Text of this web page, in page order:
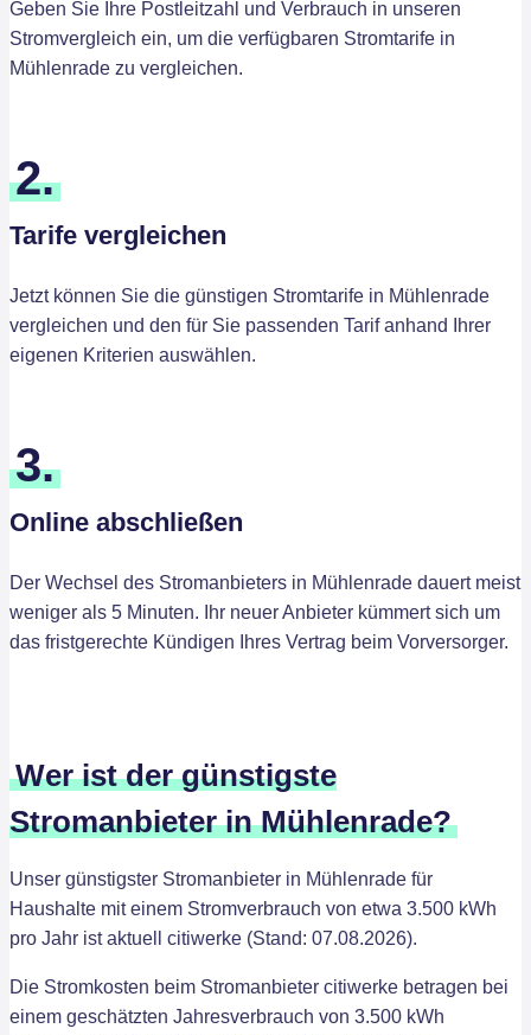
Geben Sie Ihre Postleitzahl und Verbrauch in unseren
Stromvergleich ein, um die verfügbaren Stromtarife in
Mühlenrade zu vergleichen.
2.
Tarife vergleichen
Jetzt können Sie die günstigen Stromtarife in Mühlenrade
vergleichen und den für Sie passenden Tarif anhand Ihrer
eigenen Kriterien auswählen.
3.
Online abschließen
Der Wechsel des Stromanbieters in Mühlenrade dauert meist
weniger als 5 Minuten. Ihr neuer Anbieter kümmert sich um
das fristgerechte Kündigen Ihres Vertrag beim Vorversorger.
Wer ist der günstigste
Stromanbieter in Mühlenrade?
Unser günstigster Stromanbieter in Mühlenrade für
Haushalte mit einem Stromverbrauch von etwa 3.500 kWh
pro Jahr ist aktuell citiwerke (Stand: 07.08.2026).
Die Stromkosten beim Stromanbieter citiwerke betragen bei
einem geschätzten Jahresverbrauch von 3.500 kWh